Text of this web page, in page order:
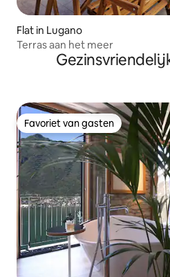
Flat in Lugano
Terras aan het meer
Favoriet van gasten
Favoriet van gasten